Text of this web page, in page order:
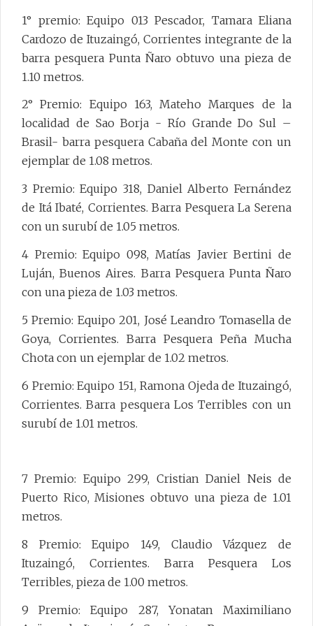
1° premio: Equipo 013 Pescador, Tamara Eliana
Cardozo de Ituzaingó, Corrientes integrante de la
barra pesquera Punta Ñaro obtuvo una pieza de
1.10 metros.
2° Premio: Equipo 163, Mateho Marques de la
localidad de Sao Borja - Río Grande Do Sul –
Brasil- barra pesquera Cabaña del Monte con un
ejemplar de 1.08 metros.
3 Premio: Equipo 318, Daniel Alberto Fernández
de Itá Ibaté, Corrientes. Barra Pesquera La Serena
con un surubí de 1.05 metros.
4 Premio: Equipo 098, Matías Javier Bertini de
Luján, Buenos Aires. Barra Pesquera Punta Ñaro
con una pieza de 1.03 metros.
5 Premio: Equipo 201, José Leandro Tomasella de
Goya, Corrientes. Barra Pesquera Peña Mucha
Chota con un ejemplar de 1.02 metros.
6 Premio: Equipo 151, Ramona Ojeda de Ituzaingó,
Corrientes. Barra pesquera Los Terribles con un
surubí de 1.01 metros.
7 Premio: Equipo 299, Cristian Daniel Neis de
Puerto Rico, Misiones obtuvo una pieza de 1.01
metros.
8 Premio: Equipo 149, Claudio Vázquez de
Ituzaingó, Corrientes. Barra Pesquera Los
Terribles, pieza de 1.00 metros.
9 Premio: Equipo 287, Yonatan Maximiliano